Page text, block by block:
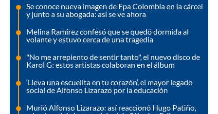
Se conoce nueva imagen de Epa Colombia en la cárcel
y junto a su abogada: así se ve ahora
Melina Ramírez confesó que se quedó dormida al
volante y estuvo cerca de una tragedia
"No me arrepiento de sentir tanto", el nuevo disco de
Karol G: estos artistas colaboran en el álbum
‘Lleva una escuelita en tu corazón’, el mayor legado
social de Alfonso Lizarazo por la educación
Murió Alfonso Lizarazo: así reaccionó Hugo Patiño,